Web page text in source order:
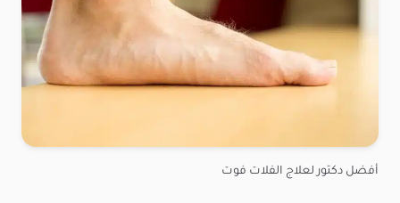
أفضل دكتور لعلاج الفلات فوت